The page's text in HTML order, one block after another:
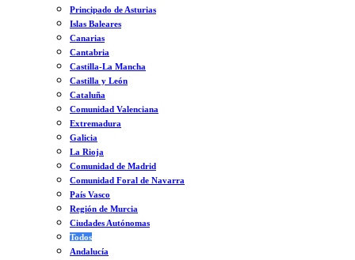
Principado de Asturias
Islas Baleares
Canarias
Cantabria
Castilla-La Mancha
Castilla y León
Cataluña
Comunidad Valenciana
Extremadura
Galicia
La Rioja
Comunidad de Madrid
Comunidad Foral de Navarra
País Vasco
Región de Murcia
Ciudades Autónomas
Todos
Andalucía